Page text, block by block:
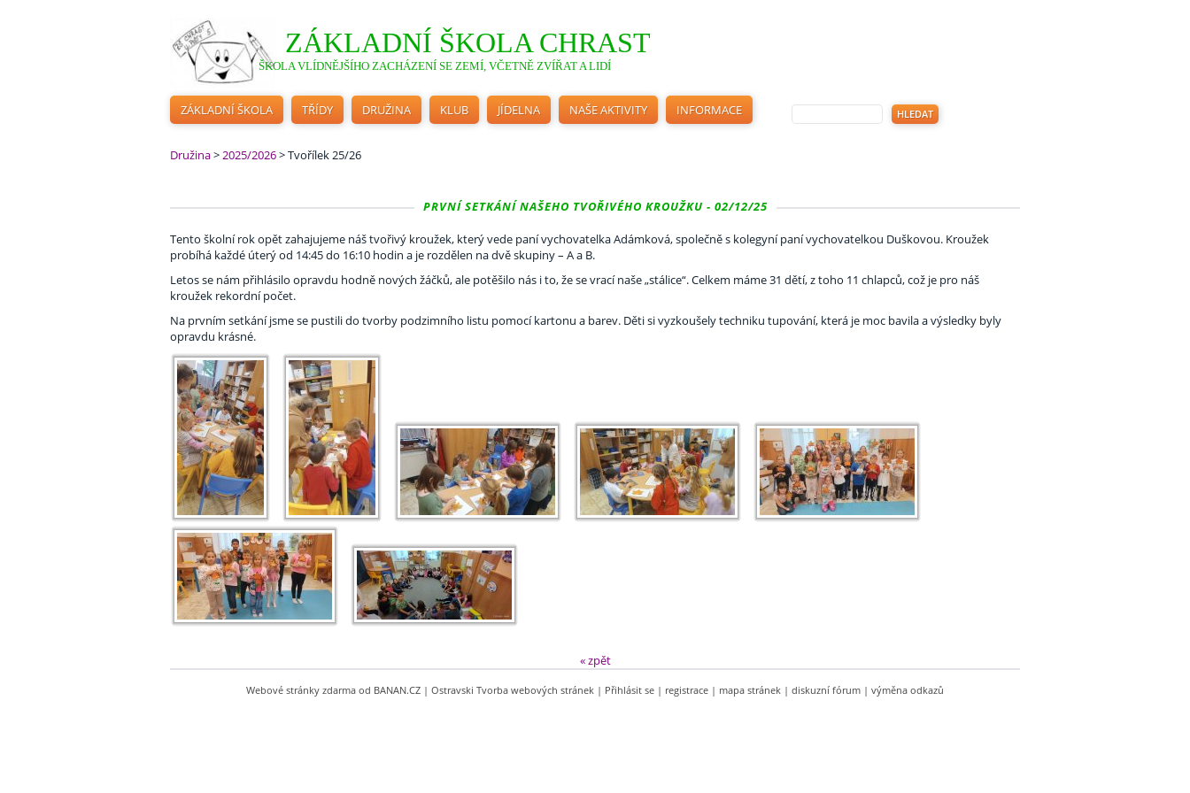
ZÁKLADNÍ ŠKOLA CHRAST
ŠKOLA VLÍDNĚJŠÍHO ZACHÁZENÍ SE ZEMÍ, VČETNĚ ZVÍŘAT A LIDÍ
ZÁKLADNÍ ŠKOLA TŘÍDY DRUŽINA KLUB JÍDELNA NAŠE AKTIVITY INFORMACE
Družina>2025/2026>Tvořílek 25/26
PRVNÍ SETKÁNÍ NAŠEHO TVOŘIVÉHO KROUŽKU - 02/12/25
Tento školní rok opět zahajujeme náš tvořivý kroužek, který vede paní vychovatelka Adámková, společně s kolegyní paní vychovatelkou Duškovou. Kroužek
probíhá každé úterý od 14:45 do 16:10 hodin a je rozdělen na dvě skupiny – A a B.
Letos se nám přihlásilo opravdu hodně nových žáčků, ale potěšilo nás i to, že se vrací naše „stálice“. Celkem máme 31 dětí, z toho 11 chlapců, což je pro náš
kroužek rekordní počet.
Na prvním setkání jsme se pustili do tvorby podzimního listu pomocí kartonu a barev. Děti si vyzkoušely techniku tupování, která je moc bavila a výsledky byly
opravdu krásné.
« zpět
Webové stránky zdarma od BANAN.CZ | Ostravski Tvorba webových stránek | Přihlásit se | registrace | mapa stránek | diskuzní fórum | výměna odkazů